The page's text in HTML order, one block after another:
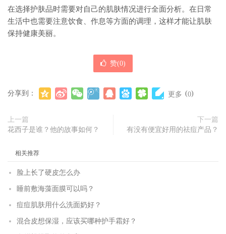
在选择护肤品时需要对自己的肌肤情况进行全面分析。在日常
生活中也需要注意饮食、作息等方面的调理，这样才能让肌肤
保持健康美丽。
赞(0)
分享到： 更多 (0)
上一篇
花西子是谁？他的故事如何？
下一篇
有没有便宜好用的祛痘产品？
相关推荐
脸上长了硬皮怎么办
睡前敷海藻面膜可以吗？
痘痘肌肤用什么洗面奶好？
混合皮想保湿，应该买哪种护手霜好？